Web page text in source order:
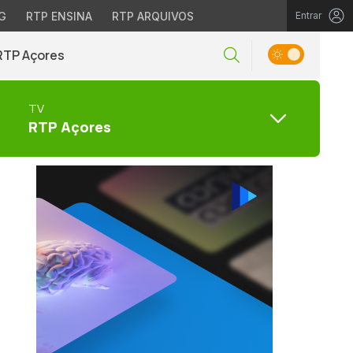
RTP ENSINA RTP ARQUIVOS Entrar
Açores
TV
RTP Açores